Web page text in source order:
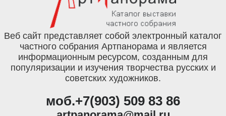
Веб сайт представляет собой электронный каталог
частного собрания Артпанорама и является
информационным ресурсом, созданным для
популяризации и изучения творчества русских и
советских художников.
моб.+7(903) 509 83 86